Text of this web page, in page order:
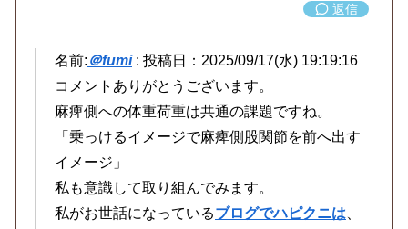
返信
名前: ＠fumi: 投稿日：2025/09/17(水) 19:19:16
コメントありがとうございます。
麻痺側への体重荷重は共通の課題ですね。
「乗っけるイメージで麻痺側股関節を前へ出す
イメージ」
私も意識して取り組んでみます。
私がお世話になっているブログでハピクニは